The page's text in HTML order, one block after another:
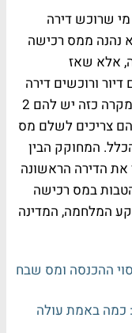
שרוכש דירה
נהנה ממס רכישה
אלא שאז
ורוכשים דירה
לפני שהם מוכרים את הדירה שלהם. במקרה כזה יש להם 2
הם צריכים לשלם מס
מהכלל. המחוקק הבין
הדירה הראשונה
מהטבות במס רכישה
המלחמה, המדינה
ההכנסה ומס שבח
כמה באמת עולה